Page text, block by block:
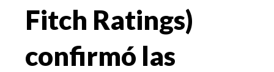
Fitch Ratings)
confirmó las